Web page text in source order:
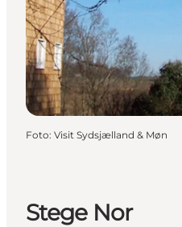
Foto: Visit Sydsjælland & Møn
Stege Nor